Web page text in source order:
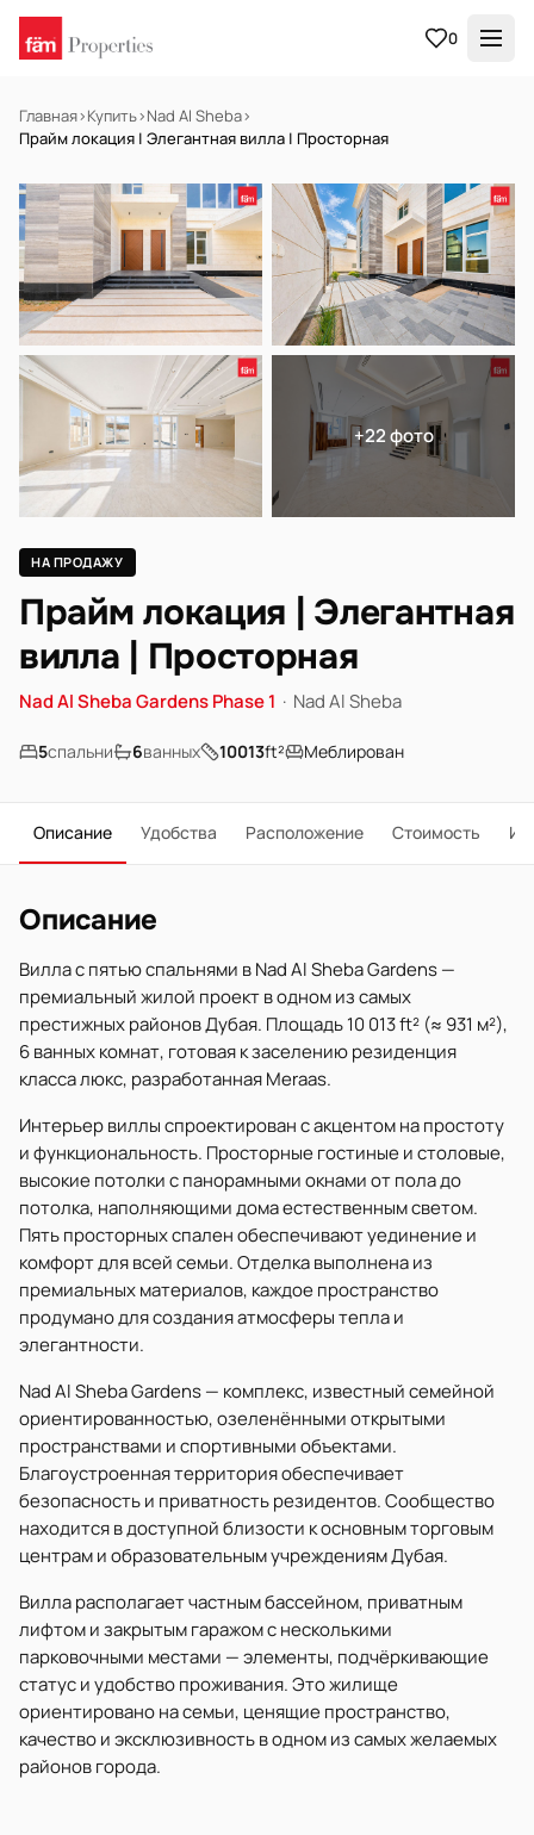
0
Главная›Купить›Nad Al Sheba›
Прайм локация | Элегантная вилла | Просторная
НА ПРОДАЖУ Off-plan
+22 фото
НА ПРОДАЖУ
Прайм локация | Элегантная
вилла | Просторная
Nad Al Sheba Gardens Phase 1 · Nad Al Sheba
5спальни 6ванных 10013ft² Меблирован
Описание Удобства Расположение Стоимость
Описание
Вилла с пятью спальнями в Nad Al Sheba Gardens —
премиальный жилой проект в одном из самых
престижных районов Дубая. Площадь 10 013 ft² (≈ 931 м²),
6 ванных комнат, готовая к заселению резиденция
класса люкс, разработанная Meraas.
Интерьер виллы спроектирован с акцентом на простоту
и функциональность. Просторные гостиные и столовые,
высокие потолки с панорамными окнами от пола до
потолка, наполняющими дома естественным светом.
Пять просторных спален обеспечивают уединение и
комфорт для всей семьи. Отделка выполнена из
премиальных материалов, каждое пространство
продумано для создания атмосферы тепла и
элегантности.
Nad Al Sheba Gardens — комплекс, известный семейной
ориентированностью, озеленёнными открытыми
пространствами и спортивными объектами.
Благоустроенная территория обеспечивает
безопасность и приватность резидентов. Сообщество
находится в доступной близости к основным торговым
центрам и образовательным учреждениям Дубая.
Вилла располагает частным бассейном, приватным
лифтом и закрытым гаражом с несколькими
парковочными местами — элементы, подчёркивающие
статус и удобство проживания. Это жилище
ориентировано на семьи, ценящие пространство,
качество и эксклюзивность в одном из самых желаемых
районов города.